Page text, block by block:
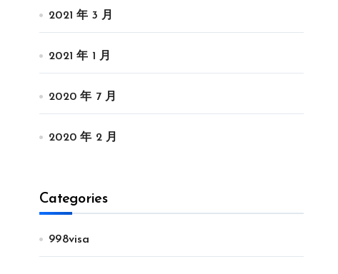
2021 年 3 月
2021 年 1 月
2020 年 7 月
2020 年 2 月
Categories
998visa